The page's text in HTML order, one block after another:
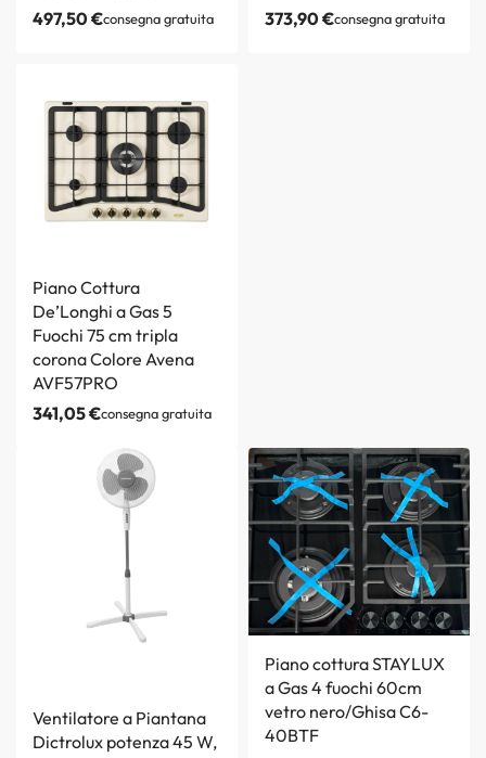
497,50€consegna gratuita
373,90€consegna gratuita
Piano Cottura
De’Longhi a Gas 5
Fuochi 75 cm tripla
corona Colore Avena
AVF57PRO
341,05€consegna gratuita
Ventilatore a Piantana
Dictrolux potenza 45 W,
Piano cottura STAYLUX
a Gas 4 fuochi 60cm
vetro nero/Ghisa C6-
40BTF